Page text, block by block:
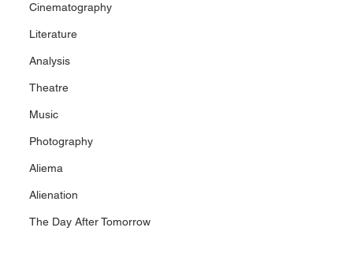
Cinematography
Literature
Analysis
Theatre
Music
Photography
Aliema
Alienation
The Day After Tomorrow